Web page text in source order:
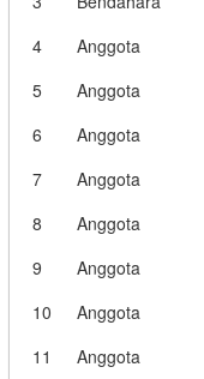
4
Anggota
5
Anggota
6
Anggota
7
Anggota
8
Anggota
9
Anggota
10
Anggota
11
Anggota